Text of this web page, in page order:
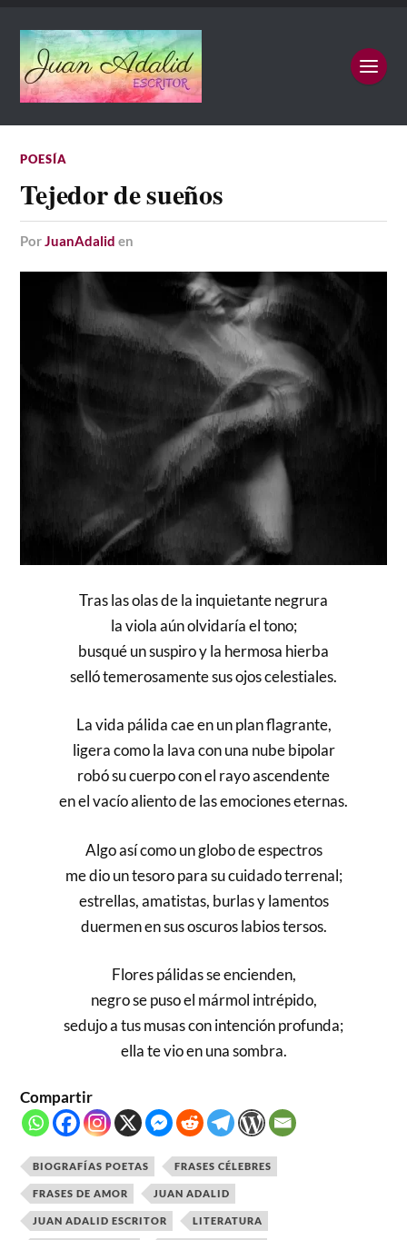
POESÍA
Tejedor de sueños
porJuanAdalid en
Tras las olas de la inquietante negrura
la viola aún olvidaría el tono;
busqué un suspiro y la hermosa hierba
selló temerosamente sus ojos celestiales.
La vida pálida cae en un plan flagrante,
ligera como la lava con una nube bipolar
robó su cuerpo con el rayo ascendente
en el vacío aliento de las emociones eternas.
Algo así como un globo de espectros
me dio un tesoro para su cuidado terrenal;
estrellas, amatistas, burlas y lamentos
duermen en sus oscuros labios tersos.
Flores pálidas se encienden,
negro se puso el mármol intrépido,
sedujo a tus musas con intención profunda;
ella te vio en una sombra.
Compartir
BIOGRAFÍAS POETAS FRASES CÉLEBRES
FRASES DE AMOR JUAN ADALID
JUAN ADALID ESCRITOR LITERATURA